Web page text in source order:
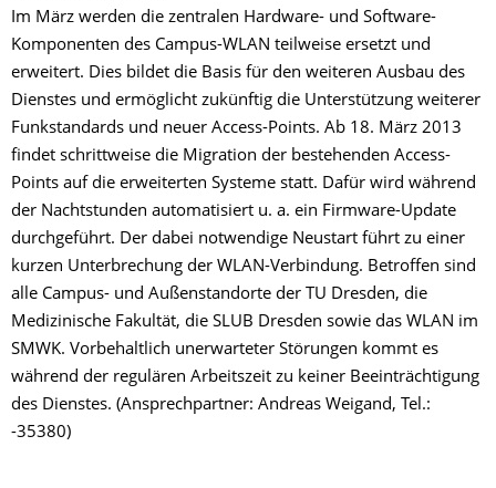
Im März werden die zentralen Hardware- und Software-
Komponenten des Campus-WLAN teilweise ersetzt und
erweitert. Dies bildet die Basis für den weiteren Ausbau des
Dienstes und ermöglicht zukünftig die Unterstützung weiterer
Funkstandards und neuer Access-Points. Ab 18. März 2013
findet schrittweise die Migration der bestehenden Access-
Points auf die erweiterten Systeme statt. Dafür wird während
der Nachtstunden automatisiert u. a. ein Firmware-Update
durchgeführt. Der dabei notwendige Neustart führt zu einer
kurzen Unterbrechung der WLAN-Verbindung. Betroffen sind
alle Campus- und Außenstandorte der TU Dresden, die
Medizinische Fakultät, die SLUB Dresden sowie das WLAN im
SMWK. Vorbehaltlich unerwarteter Störungen kommt es
während der regulären Arbeitszeit zu keiner Beeinträchtigung
des Dienstes. (Ansprechpartner: Andreas Weigand, Tel.:
-35380)